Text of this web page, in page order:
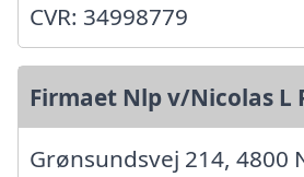
CVR: 34998779
Firmaet Nlp v/Nicolas L
Grønsundsvej 214, 4800